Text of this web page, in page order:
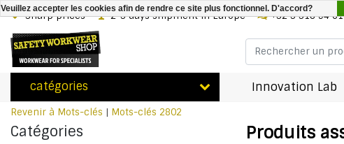
Sharp prices 2-3 days shipment in Europe +32 3 318 94 61
catégories Innovation Lab
Revenir à Mots-clés | Mots-clés 2802
Catégories Produits
Veuillez accepter les cookies afin de rendre ce site plus fonctionnel. D'accord?